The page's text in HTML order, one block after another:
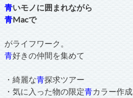
青いモノに囲まれながら
青Macで
がライフワーク。
青好きの仲間を集めて
・綺麗な青探求ツアー
・気に入った物の限定青カラー作成